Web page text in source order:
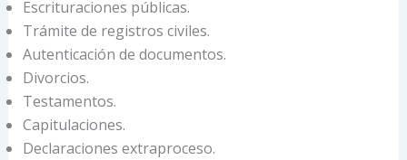
Escrituraciones públicas.
Trámite de registros civiles.
Autenticación de documentos.
Divorcios.
Testamentos.
Capitulaciones.
Declaraciones extraproceso.